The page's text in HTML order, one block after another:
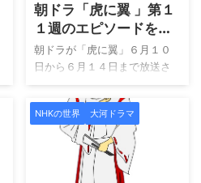
朝ドラ「虎に翼 」第１
１週のエピソードを総
まとめ 動画配信を見
る方法
朝ドラが「虎に翼」６月１０
日から６月１４日まで放送さ
れた１１週目の紹介です。 週
間タイトルは「女子と子供は
養い難し？」です。 見逃した
方！ 見遅れた方！ 理由はとも
かく、見ていない方にはこち
らで見れます！ こちらの作品
NHKの世界 大河ドラマ